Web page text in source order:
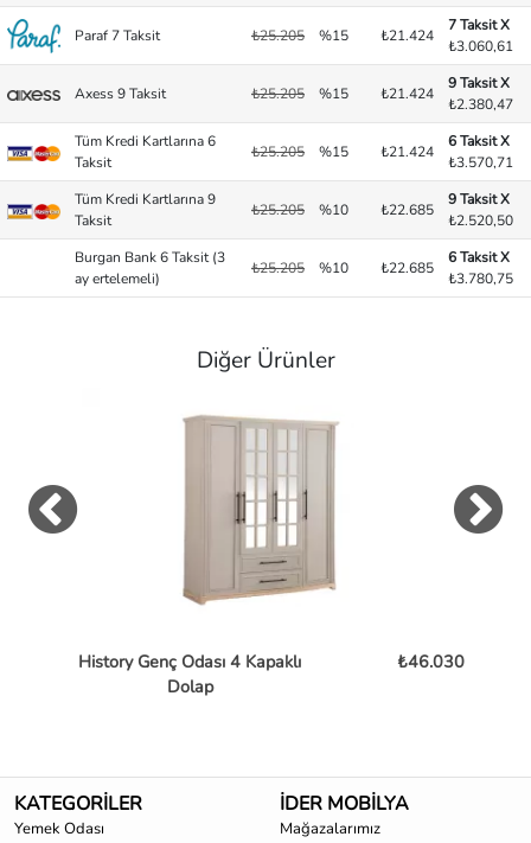
Paraf 7 Taksit ₺25.205 %15 ₺21.424
7 Taksit X
₺3.060,61
Axess 9 Taksit ₺25.205 %15 ₺21.424
9 Taksit X
₺2.380,47
Tüm Kredi Kartlarına 6
Taksit
₺25.205 %15 ₺21.424
6 Taksit X
₺3.570,71
Tüm Kredi Kartlarına 9
Taksit
₺25.205 %10 ₺22.685
9 Taksit X
₺2.520,50
Burgan Bank 6 Taksit (3
ay ertelemeli)
₺25.205 %10 ₺22.685
6 Taksit X
₺3.780,75
Diğer Ürünler
History Genç Odası 4 Kapaklı
Dolap
₺46.030
KATEGORİLER
Yemek Odası
İDER MOBİLYA
Mağazalarımız